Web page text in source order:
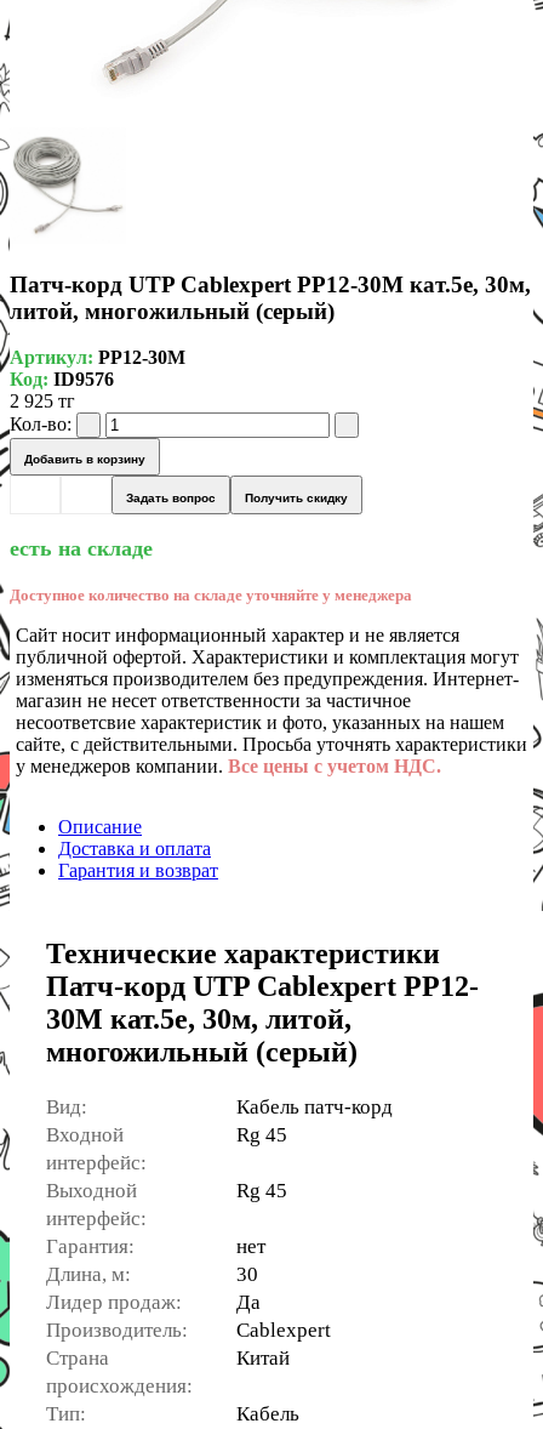
Патч-корд UTP Cablexpert PP12-30M кат.5e, 30м,
литой, многожильный (серый)
Артикул: PP12-30M
Код: ID9576
2 925 тг
Кол-во:
Добавить в корзину
Задать вопрос Получить скидку
есть на складе
Доступное количество на складе уточняйте у менеджера
Сайт носит информационный характер и не является
публичной офертой. Характеристики и комплектация могут
изменяться производителем без предупреждения. Интернет-
магазин не несет ответственности за частичное
несоответсвие характеристик и фото, указанных на нашем
сайте, с действительными. Просьба уточнять характеристики
у менеджеров компании. Все цены с учетом НДС.
Описание
Доставка и оплата
Гарантия и возврат
Технические характеристики
Патч-корд UTP Cablexpert PP12-
30M кат.5e, 30м, литой,
многожильный (серый)
Вид:
Кабель патч-корд
Входной
интерфейс:
Rg 45
Выходной
интерфейс:
Rg 45
Гарантия:
нет
Длина, м:
30
Лидер продаж:
Да
Производитель:
Cablexpert
Страна
происхождения:
Китай
Тип:
Кабель